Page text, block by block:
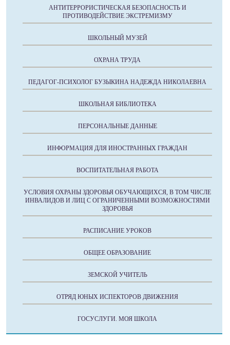
АНТИТЕРРОРИСТИЧЕСКАЯ БЕЗОПАСНОСТЬ И
ПРОТИВОДЕЙСТВИЕ ЭКСТРЕМИЗМУ
ШКОЛЬНЫЙ МУЗЕЙ
ОХРАНА ТРУДА
ПЕДАГОГ-ПСИХОЛОГ БУЗЫКИНА НАДЕЖДА НИКОЛАЕВНА
ШКОЛЬНАЯ БИБЛИОТЕКА
ПЕРСОНАЛЬНЫЕ ДАННЫЕ
ИНФОРМАЦИЯ ДЛЯ ИНОСТРАННЫХ ГРАЖДАН
ВОСПИТАТЕЛЬНАЯ РАБОТА
УСЛОВИЯ ОХРАНЫ ЗДОРОВЬЯ ОБУЧАЮЩИХСЯ, В ТОМ ЧИСЛЕ
ИНВАЛИДОВ И ЛИЦ С ОГРАНИЧЕННЫМИ ВОЗМОЖНОСТЯМИ
ЗДОРОВЬЯ
РАСПИСАНИЕ УРОКОВ
ОБЩЕЕ ОБРАЗОВАНИЕ
ЗЕМСКОЙ УЧИТЕЛЬ
ОТРЯД ЮНЫХ ИСПЕКТОРОВ ДВИЖЕНИЯ
ГОСУСЛУГИ. МОЯ ШКОЛА